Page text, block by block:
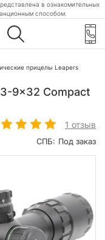
в ознакомительных
способом.
прицелы Leapers
9x32 Compact
1 отзыв
СПБ: Под заказ